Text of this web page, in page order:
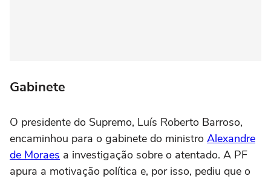
Gabinete
O presidente do Supremo, Luís Roberto Barroso,
encaminhou para o gabinete do ministro Alexandre
de Moraes a investigação sobre o atentado. A PF
apura a motivação política e, por isso, pediu que o